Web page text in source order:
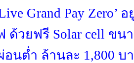
Grand Pay Zero’
ด้วยฟรี Solar cell ขน
อนต่ำ ล้านละ 1,800